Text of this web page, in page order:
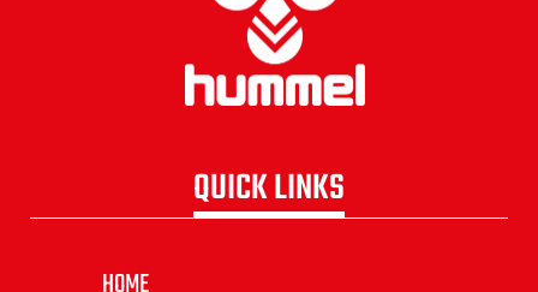
QUICK LINKS